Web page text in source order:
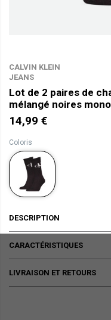
CALVIN KLEIN
JEANS
Lot de 2 paires de
mélangé noires
14,99 €
Coloris
DESCRIPTION
CARACTÉRISTIQUES
LIVRAISON ET RETOURS